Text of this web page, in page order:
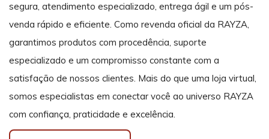
segura, atendimento especializado, entrega ágil e um pós-
venda rápido e eficiente. Como revenda oficial da RAYZA,
garantimos produtos com procedência, suporte
especializado e um compromisso constante com a
satisfação de nossos clientes. Mais do que uma loja virtual,
somos especialistas em conectar você ao universo RAYZA
com confiança, praticidade e excelência.